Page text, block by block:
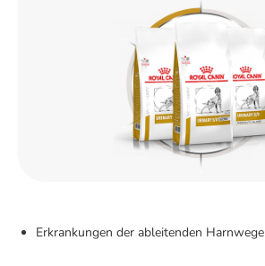
Erkrankungen der ableitenden Harnwege